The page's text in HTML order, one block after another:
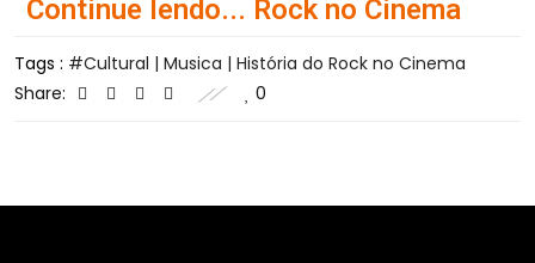
Continue lendo... Rock no Cinema
Tags :
Cultural | Musica | História do Rock no Cinema
Share:
0